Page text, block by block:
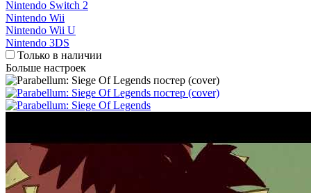
Nintendo Switch 2
Nintendo Wii
Nintendo Wii U
Nintendo 3DS
Только в наличии
Больше настроек